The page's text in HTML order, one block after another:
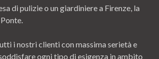
di pulizie o un giardiniere a Firenze, la
i nostri clienti con massima serietà e
ogni tipo di esigenza in ambito